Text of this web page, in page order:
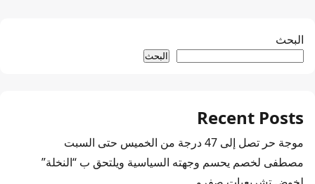
البحث
البحث
Recent Posts
موجة حر تصل إلى 47 درجة من الخميس حتى السبت
مصطفى لخصم يحسم وجهته السياسية ويلتحق ب “النخلة”